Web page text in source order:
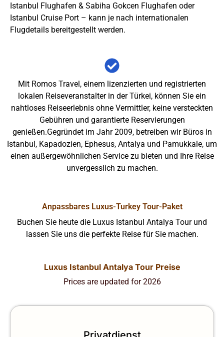
Istanbul Flughafen & Sabiha Gokcen Flughafen oder
Istanbul Cruise Port – kann je nach internationalen
Flugdetails bereitgestellt werden.
Mit Romos Travel, einem lizenzierten und registrierten
lokalen Reiseveranstalter in der Türkei, können Sie ein
nahtloses Reiseerlebnis ohne Vermittler, keine versteckten
Gebühren und garantierte Reservierungen
genießen.Gegründet im Jahr 2009, betreiben wir Büros in
Istanbul, Kapadozien, Ephesus, Antalya und Pamukkale, um
einen außergewöhnlichen Service zu bieten und Ihre Reise
unvergesslich zu machen.
Anpassbares Luxus-Turkey Tour-Paket
Buchen Sie heute die Luxus Istanbul Antalya Tour und
lassen Sie uns die perfekte Reise für Sie machen.
Luxus Istanbul Antalya Tour Preise
Prices are updated for 2026